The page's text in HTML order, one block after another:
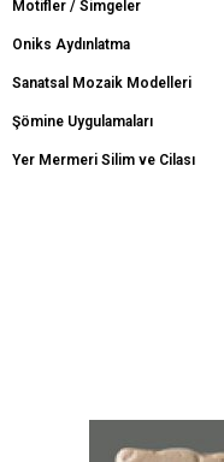
Motifler / Simgeler
Oniks Aydınlatma
Sanatsal Mozaik Modelleri
Şömine Uygulamaları
Yer Mermeri Silim ve Cilası